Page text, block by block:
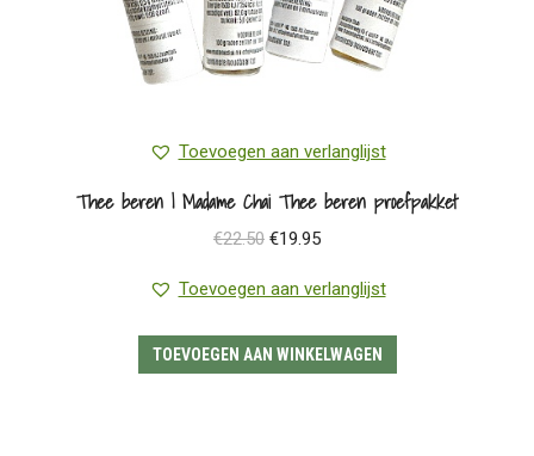
Toevoegen aan verlanglijst
Thee beren | Madame Chai Thee beren proefpakket
€22.50 Oorspronkelijke
was:
€22.50.
€19.95Huidige
is:
€19.95.
Toevoegen aan verlanglijst
TOEVOEGEN AAN WINKELWAGEN